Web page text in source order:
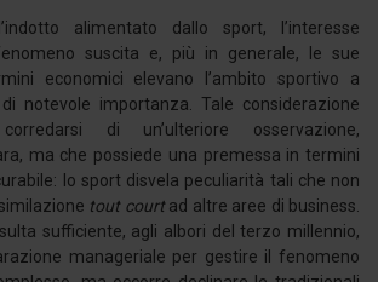
alimentato dallo sport, l’interesse
suscita e, più in generale, le sue
economici elevano l’ambito sportivo a
notevole importanza. Tale considerazione
di un’ulteriore osservazione,
ma che possiede una premessa in termini
lo sport disvela peculiarità tali che non
tout courtad altre aree di business.
sufficiente, agli albori del terzo millennio,
manageriale per gestire il fenomeno